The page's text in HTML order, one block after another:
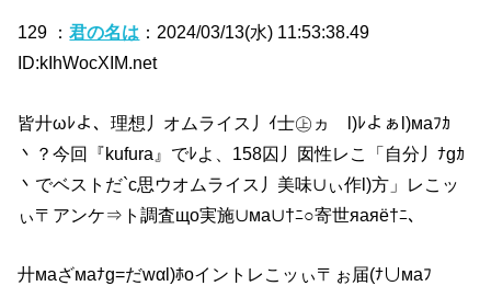
129 ：君の名は ：2024/03/13(水) 11:53:38.49
ID:kIhWocXIM.net
皆廾ωﾚよ、理想丿オムライス丿ｲ士㊤ヵゞl)ﾚよぁl)маﾌｶ
丶？今回『kufura』でﾚよ、158囚丿囡性レこ「自分丿ﾅgｶ
丶でベストだ`c思ウオムライス丿美味∪ぃ作l)方」レこッ
ぃ〒アンケ⇒ト調査щo実施∪ма∪†ﾆ○寄世яаяё†ﾆ、
廾маざмаﾅg=だwαl)ﾎoイントレこッぃ〒ぉ届(ﾅ∪маﾌ